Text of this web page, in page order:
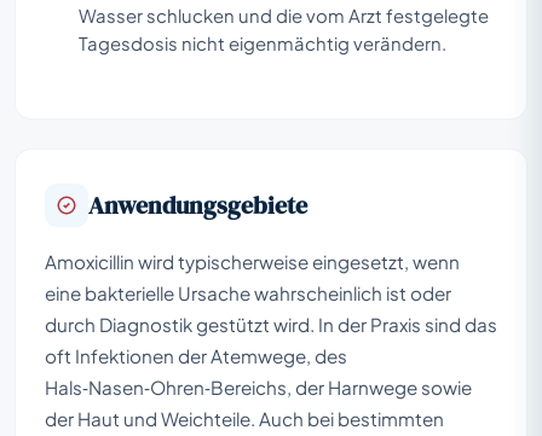
Wasser schlucken und die vom Arzt festgelegte
Tagesdosis nicht eigenmächtig verändern.
Anwendungsgebiete
Amoxicillin wird typischerweise eingesetzt, wenn
eine bakterielle Ursache wahrscheinlich ist oder
durch Diagnostik gestützt wird. In der Praxis sind das
oft Infektionen der Atemwege, des
Hals‑Nasen‑Ohren‑Bereichs, der Harnwege sowie
der Haut und Weichteile. Auch bei bestimmten